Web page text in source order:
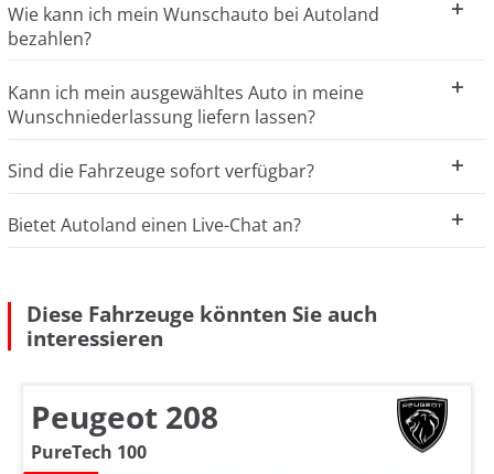
Wie kann ich mein Wunschauto bei Autoland
bezahlen?
Kann ich mein ausgewähltes Auto in meine
Wunschniederlassung liefern lassen?
Sind die Fahrzeuge sofort verfügbar?
Bietet Autoland einen Live-Chat an?
Diese Fahrzeuge könnten Sie auch
interessieren
Peugeot 208
PureTech 100